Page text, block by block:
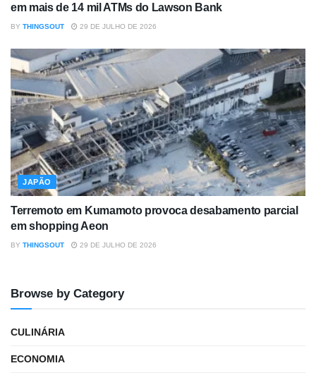
em mais de 14 mil ATMs do Lawson Bank
BY THINGSOUT 29 DE JULHO DE 2026
JAPÃO
Terremoto em Kumamoto provoca desabamento parcial
em shopping Aeon
BY THINGSOUT 29 DE JULHO DE 2026
Browse by Category
CULINÁRIA
ECONOMIA